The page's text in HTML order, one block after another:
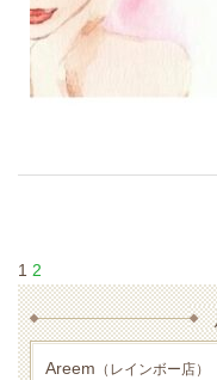
1 2
Areem （レインボー店）